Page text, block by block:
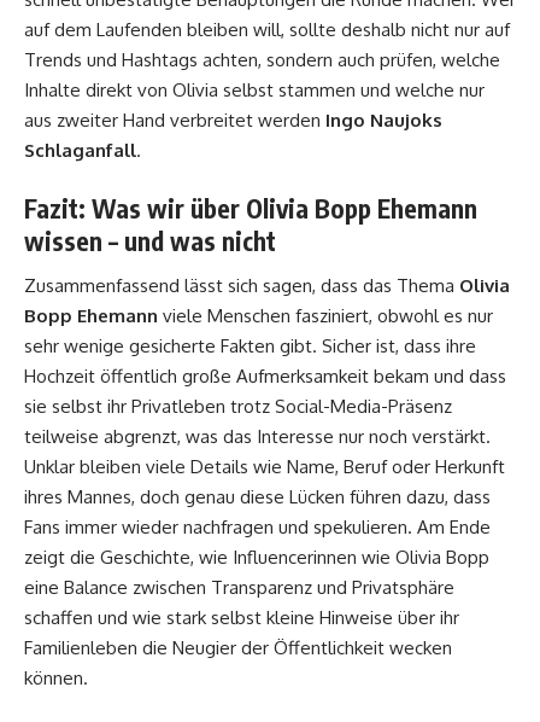
auf dem Laufenden bleiben will, sollte deshalb nicht nur auf
Trends und Hashtags achten, sondern auch prüfen, welche
Inhalte direkt von Olivia selbst stammen und welche nur
aus zweiter Hand verbreitet werden Ingo Naujoks
Schlaganfall.
Fazit: Was wir über Olivia Bopp Ehemann
wissen – und was nicht
Zusammenfassend lässt sich sagen, dass das Thema Olivia
Bopp Ehemann viele Menschen fasziniert, obwohl es nur
sehr wenige gesicherte Fakten gibt. Sicher ist, dass ihre
Hochzeit öffentlich große Aufmerksamkeit bekam und dass
sie selbst ihr Privatleben trotz Social-Media-Präsenz
teilweise abgrenzt, was das Interesse nur noch verstärkt.
Unklar bleiben viele Details wie Name, Beruf oder Herkunft
ihres Mannes, doch genau diese Lücken führen dazu, dass
Fans immer wieder nachfragen und spekulieren. Am Ende
zeigt die Geschichte, wie Influencerinnen wie Olivia Bopp
eine Balance zwischen Transparenz und Privatsphäre
schaffen und wie stark selbst kleine Hinweise über ihr
Familienleben die Neugier der Öffentlichkeit wecken
können.